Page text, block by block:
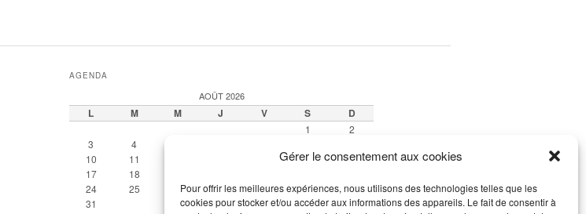
AGENDA
AOÛT 2026
L M M J V S D
1
2
3
4
10
11 15
16
17
18
24
25 26 27 28 29
30
31
Gérer le consentement aux cookies
Pour offrir les meilleures expériences, nous utilisons des technologies telles que les
cookies pour stocker et/ou accéder aux informations des appareils. Le fait de consentir à